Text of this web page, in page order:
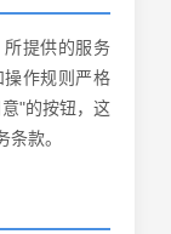
提供的服务
作规则严格
"的按钮，这
款。